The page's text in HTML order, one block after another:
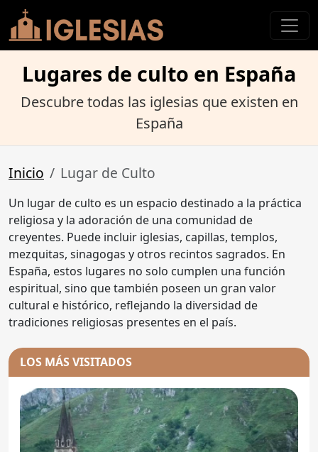
Lugares de culto en España
Descubre todas las iglesias que existen en
España
Inicio Lugar de Culto
Un lugar de culto es un espacio destinado a la práctica
religiosa y la adoración de una comunidad de
creyentes. Puede incluir iglesias, capillas, templos,
mezquitas, sinagogas y otros recintos sagrados. En
España, estos lugares no solo cumplen una función
espiritual, sino que también poseen un gran valor
cultural e histórico, reflejando la diversidad de
tradiciones religiosas presentes en el país.
LOS MÁS VISITADOS